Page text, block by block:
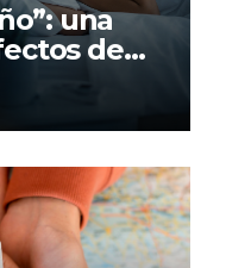
una
de
física y